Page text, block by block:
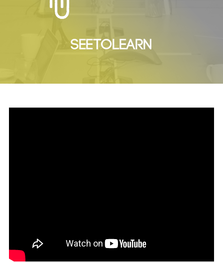
SEETOLEARN